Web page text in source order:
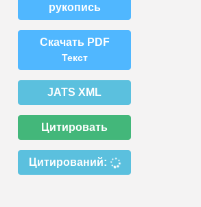
рукопись
Скачать PDF
Текст
JATS XML
Цитировать
Цитирований: